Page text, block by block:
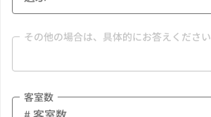
その他の場合は、具体的にお答えください
客室数